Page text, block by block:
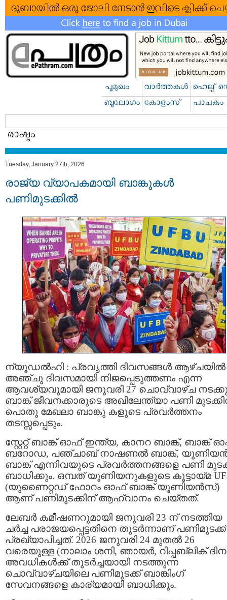
Tuesday, January 27th, 2026
രാജ്യ വ്യാപകമായി ബാങ്കുകൾ
പണിമുടക്കിൽ
ന്യൂഡൽഹി : പ്രവൃത്തി ദിവസങ്ങൾ ആഴ്ചയിൽ
അഞ്ചു ദിവസമായി നിജപ്പെടുത്തണം എന്ന
ആവശ്യവുമായി ജനുവരി 27 ചൊവ്വാഴ്ച
ബാങ്ക് ജീവനക്കാരുടെ അഖിലേന്ത്യാ പണി
പൊതു മേഖലാ ബാങ്കു കളുടെ പ്രവർത്തനം
തടസ്സപ്പെടും.
സ്റ്റേറ്റ് ബാങ്ക് ഓഫ് ഇന്ത്യ, കാനറ ബാങ്ക്, ബാങ്ക്
ബറോഡ, പഞ്ചാബ് നാഷണൽ ബാങ്ക്,
ബാങ്ക് എന്നിവയുടെ പ്രവർത്തനങ്ങളെ പണി
ബാധിക്കും. ഒമ്പത് യൂണിയനുകളുടെ കൂട്ടായ്മ
(യുണൈറ്റഡ് ഫോറം ഓഫ് ബാങ്ക് യൂണിയൻസ്)
ആണ് പണിമുടക്കിന് ആഹ്വാനം ചെയ്തത്.
ലേബർ കമീഷണറുമായി ജനുവരി 23 ന് നടത്തിയ
ചർച്ച പരാജയപ്പെട്ടതിനെ തുടർന്നാണ് പണിമുടക്ക്
പ്രഖ്യാപിച്ചത്. 2026 ജനുവരി 24 മുതൽ 26
വരെയുള്ള (നാലാം ശനി, ഞായർ, റിപ്പബ്ലിക്
അവധികൾക്ക് തുടർച്ചയായി നടത്തുന്ന
ചൊവ്വാഴ്ചയിലെ പണിമുടക്ക് ബാങ്കിംഗ്
സേവനങ്ങളെ കാര്യമായി ബാധിക്കും.